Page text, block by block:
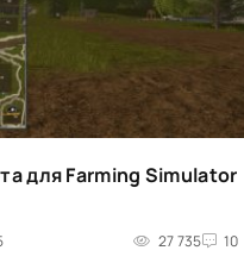
для Farming Simulator
27 735 10